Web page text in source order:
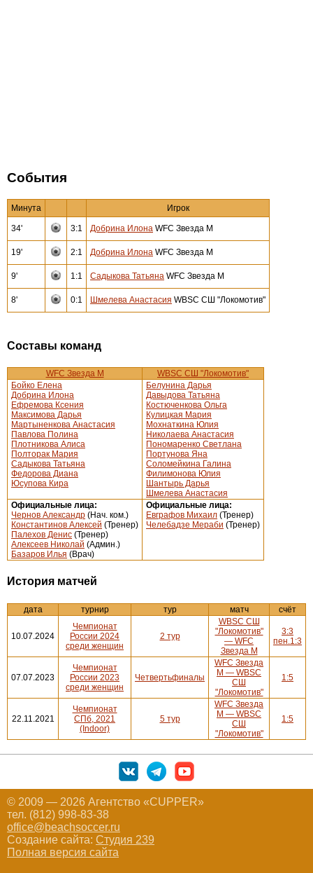
События
Минута Игрок
34' 3:1 Добрина Илона WFC Звезда М
19' 2:1 Добрина Илона WFC Звезда М
9' 1:1 Садыкова Татьяна WFC Звезда М
8' 0:1 Шмелева Анастасия WBSC СШ "Локомотив"
Составы команд
WFC Звезда М
WBSC СШ "Локомотив"
Бойко Елена
Добрина Илона
Ефремова Ксения
Максимова Дарья
Мартыненкова Анастасия
Павлова Полина
Плотникова Алиса
Полторак Мария
Садыкова Татьяна
Федорова Диана
Юсупова Кира
Белунина Дарья
Давыдова Татьяна
Костюченкова Ольга
Кулицкая Мария
Мохнаткина Юлия
Николаева Анастасия
Пономаренко Светлана
Портунова Яна
Соломейкина Галина
Филимонова Юлия
Шантырь Дарья
Шмелева Анастасия
Официальные лица:
Чернов Александр (Нач. ком.)
Константинов Алексей (Тренер)
Палехов Денис (Тренер)
Алексеев Николай (Админ.)
Базаров Илья (Врач)
Официальные лица:
Евграфов Михаил (Тренер)
Челебадзе Мераби (Тренер)
История матчей
дата турнир тур матч счёт
10.07.2024
Чемпионат
России 2024
среди женщин
2 тур
WBSC СШ
"Локомотив"
— WFC
Звезда М
3:3
пен.1:3
07.07.2023
Чемпионат
России 2023
среди женщин
Четвертьфиналы
WFC Звезда
М — WBSC
СШ
"Локомотив"
1:5
22.11.2021
Чемпионат
СПб, 2021
(Indoor)
5 тур
WFC Звезда
М — WBSC
СШ
"Локомотив"
1:5
© 2009 — 2026 Агентство «CUPPER»
тел. (812) 998-83-38
office@beachsoccer.ru
Создание сайта: Студия 239
Полная версия сайта